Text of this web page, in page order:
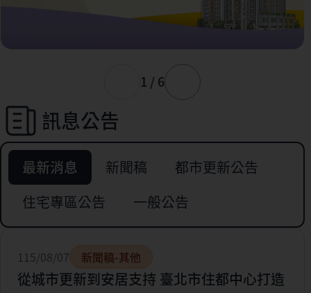
1 / 6
訊息公告
最新消息 新聞稿
都市更新公告
住宅專區公告
一般公告
115/08/07 新聞稿-其他
從城市更新到安居支持 臺北市住都中心打造